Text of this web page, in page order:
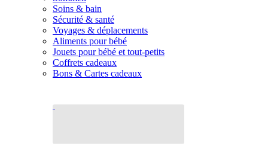
Soins & bain
Sécurité & santé
Voyages & déplacements
Aliments pour bébé
Jouets pour bébé et tout-petits
Coffrets cadeaux
Bons & Cartes cadeaux